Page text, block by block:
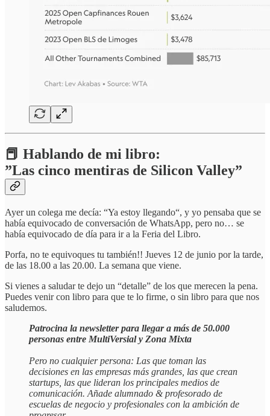
📕 Hablando de mi libro:
”Las cinco mentiras de Silicon Valley”
Ayer un colega me decía: “Ya estoy llegando“, y yo pensaba que se
había equivocado de conversación de WhatsApp, pero no… se
había equivocado de día para ir a la Feria del Libro.
Porfa, no te equivoques tu también!! Jueves 12 de junio por la tarde,
de las 18.00 a las 20.00. La semana que viene.
Si vienes a saludar te dejo un “detalle” de los que merecen la pena.
Puedes venir con libro para que te lo firme, o sin libro para que nos
saludemos.
Patrocina la newsletter para llegar a más de 50.000
personas entre MultiVersial y Zona Mixta
Pero no cualquier persona: Las que toman las
decisiones en las empresas más grandes, las que crean
startups, las que lideran los principales medios de
comunicación. Añade alumnado & profesorado de
escuelas de negocio y profesionales con la ambición de